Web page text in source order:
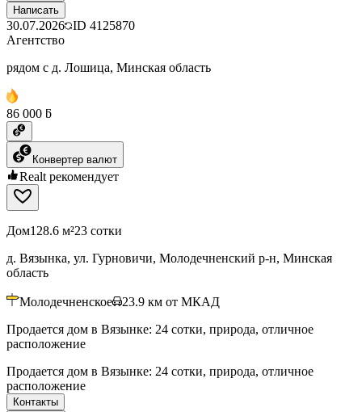
Написать
30.07.2026 ID 4125870
Агентство
рядом с д. Лошица, Минская область
86 000 ƃ
Конвертер валют
Realt рекомендует
Дом128.6 м²23 сотки
д. Вязынка, ул. Гурновичи, Молодечненский р-н, Минская
область
Молодечненское 23.9 км от МКАД
Продается дом в Вязынке: 24 сотки, природа, отличное
расположение
Продается дом в Вязынке: 24 сотки, природа, отличное
расположение
Контакты